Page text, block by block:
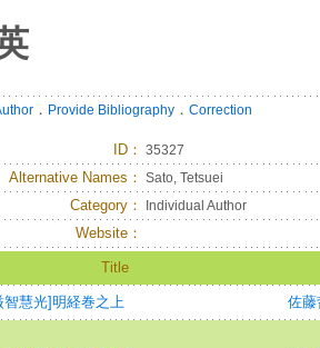
． Provide Bibliography ． Correction
ID ： 35327
Alternative Names： Sato, Tetsuei
Category： Individual Author
Website：
Title
智慧光]明経巻之上 佐藤